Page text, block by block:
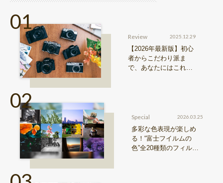
Review 2025.12.29
【2026年最新版】初心
者からこだわり派ま
で、あなたにはこれが
Special 2026.03.25
多彩な色表現が楽しめ
る！“富士フイルムの
色”全20種類のフィルム